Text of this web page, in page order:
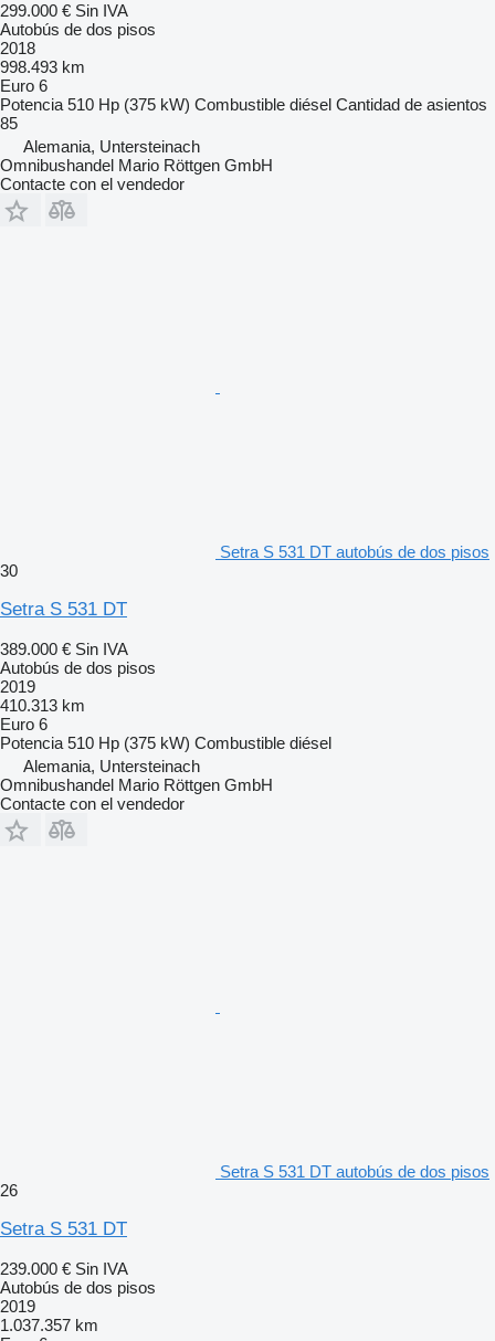
299.000 € Sin IVA
Autobús de dos pisos
2018
998.493 km
Euro 6
Potencia 510 Hp (375 kW) Combustible diésel Cantidad de asientos
85
Alemania, Untersteinach
Omnibushandel Mario Röttgen GmbH
Contacte con el vendedor
Setra S 531 DT autobús de dos pisos
30
Setra S 531 DT
389.000 € Sin IVA
Autobús de dos pisos
2019
410.313 km
Euro 6
Potencia 510 Hp (375 kW) Combustible diésel
Alemania, Untersteinach
Omnibushandel Mario Röttgen GmbH
Contacte con el vendedor
Setra S 531 DT autobús de dos pisos
26
Setra S 531 DT
239.000 € Sin IVA
Autobús de dos pisos
2019
1.037.357 km